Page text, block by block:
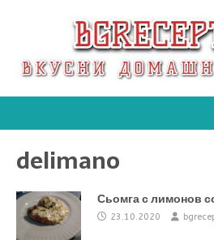
delimano
Сьомга с лимонов
23.10.2020